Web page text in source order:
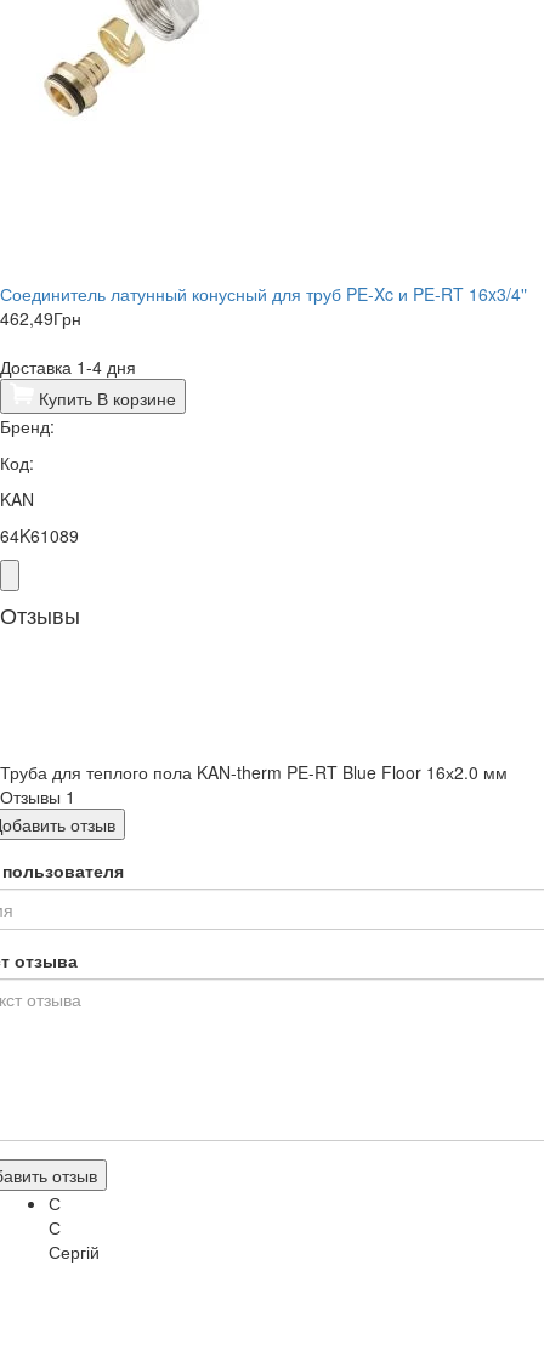
Соединитель латунный конусный для труб PE-Xc и PE-RT 16x3/4"
462,49Грн
Доставка 1-4 дня
Купить В корзине
Бренд:
Код:
KAN
64K61089
Отзывы
Труба для теплого пола KAN-therm PE-RT Blue Floor 16х2.0 мм
Отзывы 1
отзыв
отзыва
отзыв
С
С
Сергій